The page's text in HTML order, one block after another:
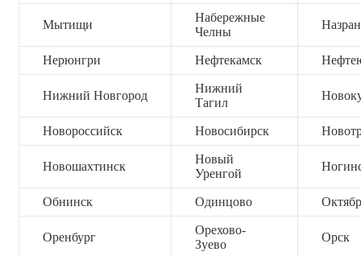
Мытищи
Набережные
Челны
Нерюнгри Нефтекамск
Нижний Новгород
Нижний
Тагил
Новороссийск Новосибирск
Новошахтинск
Новый
Уренгой
Обнинск Одинцово
Оренбург
Орехово-
Зуево
Орск